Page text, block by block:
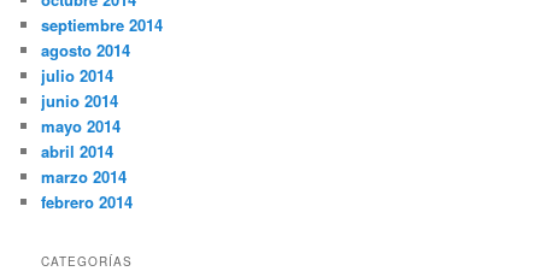
septiembre 2014
agosto 2014
julio 2014
junio 2014
mayo 2014
abril 2014
marzo 2014
febrero 2014
CATEGORÍAS